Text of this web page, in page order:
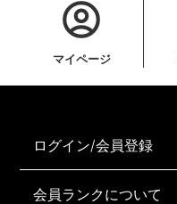
マイページ
ログイン/会員登録
会員ランクについて